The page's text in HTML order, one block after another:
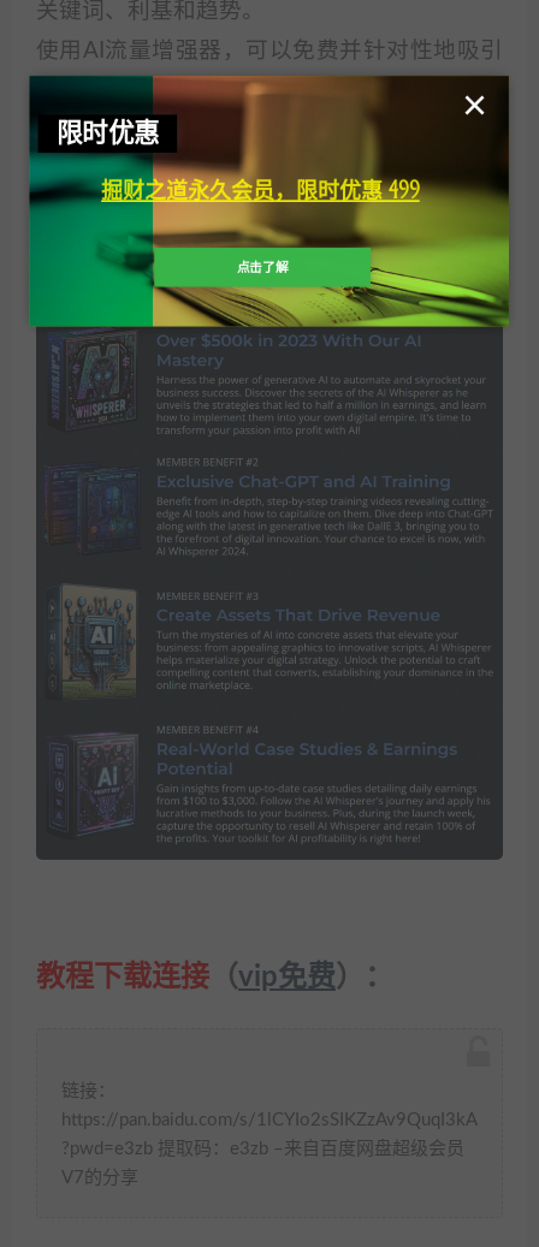
关键词、利基和趋势。
使用AI流量增强器，可以免费并针对性地吸引
流量到你的产品。
使用AI自动化工具，可以创建着陆页、销售渠
道、网站、视频、播客等内容。
使用AI盈利策略，可以售卖AI服务、创建AI产
品、建立AI列表等。
教程下载连接 （vip免费）：
链接：
https://pan.baidu.com/s/1lCYIo2sSIKZzAv9QuqI3kA
?pwd=e3zb 提取码：e3zb –来自百度网盘超级会员
V7的分享
限时优惠
掘财之道永久会员，限时优惠 499
点击了解
×